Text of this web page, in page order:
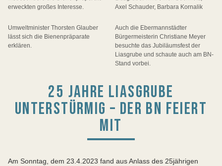
erweckten großes Interesse.
Axel Schauder, Barbara Kornalik
Umweltminister Thorsten Glauber
lässt sich die Bienenpräparate
erklären.
Auch die Ebermannstädter
Bürgermeisterin Christiane Meyer
besuchte das Jubiläumsfest der
Liasgrube und schaute auch am BN-
Stand vorbei.
25 JAHRE LIASGRUBE
UNTERSTÜRMIG – DER BN FEIERT
MIT
Am Sonntag, dem 23.4.2023 fand aus Anlass des 25jährigen